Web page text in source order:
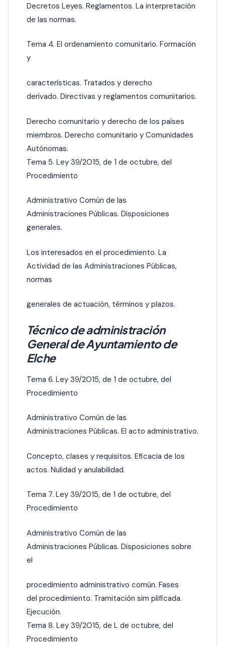
Decretos Leyes. Reglamentos. La interpretación
de las normas.
Tema 4. El ordenamiento comunitario. Formación
y
características. Tratados y derecho
derivado. Directivas y reglamentos comunitarios.
Derecho comunitario y derecho de los países
miembros. Derecho comunitario y Comunidades
Autónomas.
Tema 5. Ley 39/2O15, de 1 de octubre, del
Procedimiento
Administrativo Común de las
Administraciones Públicas. Disposiciones
generales.
Los interesados en el procedimiento. La
Actividad de las Administraciones Públicas,
normas
generales de actuación, términos y plazos.
Técnico de administración
General de Ayuntamiento de
Elche
Tema 6. Ley 39/2O15, de 1 de octubre, del
Procedimiento
Administrativo Común de las
Administraciones Públicas. El acto administrativo.
Concepto, clases y requisitos. Eficacia de los
actos. Nulidad y anulabilidad.
Tema 7. Ley 39/2015, de 1 de octubre, del
Procedimiento
Administrativo Común de las
Administraciones Públicas. Disposiciones sobre
el
procedimiento administrativo común. Fases
del procedimiento. Tramitación sim plificada.
Ejecución.
Tema 8. Ley 39/2O15, de L de octubre, del
Procedimiento